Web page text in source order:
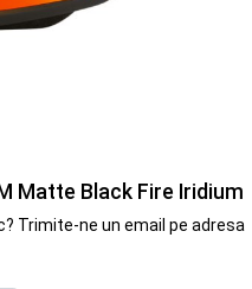
Matte Black Fire Iridium
Trimite-ne un email pe adresa